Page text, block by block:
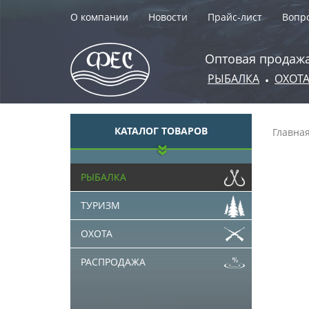
О компании Новости Прайс-лист
Оптовая
РЫБАЛКА • ОХОТА
КАТАЛОГ ТОВАРОВ
РЫБАЛКА
ТУРИЗМ
ОХОТА
РАСПРОДАЖА
Главная